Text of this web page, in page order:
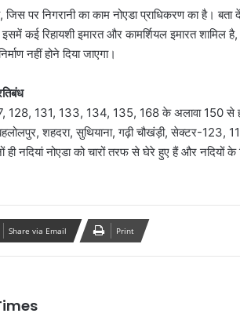
पर निगरानी का काम नोएडा प्राधिकरण का है।
कई रिहायशी इमारत और कामर्शियल इमारत शामिल
नहीं होने दिया जाएगा।
128, 131, 133, 134, 135, 168 के अलावा 150 से
शहदरा, सुथियाना, गढ़ी चौखंड़ी, सेक्टर-
नदियां नोएडा को चारों तरफ से घेरे हुए हैं और नदियों
Share via Email Print